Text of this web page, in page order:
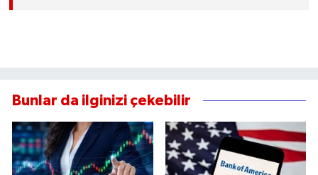
Bunlar da ilginizi çekebilir